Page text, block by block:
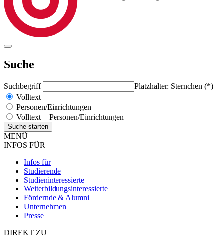
Suche
Suchbegriff
Platzhalter: Sternchen (*)
Volltext
Personen/Einrichtungen
Volltext + Personen/Einrichtungen
MENÜ
INFOS FÜR
Infos für
Studierende
Studieninteressierte
Weiterbildungsinteressierte
Fördernde & Alumni
Unternehmen
Presse
DIREKT ZU